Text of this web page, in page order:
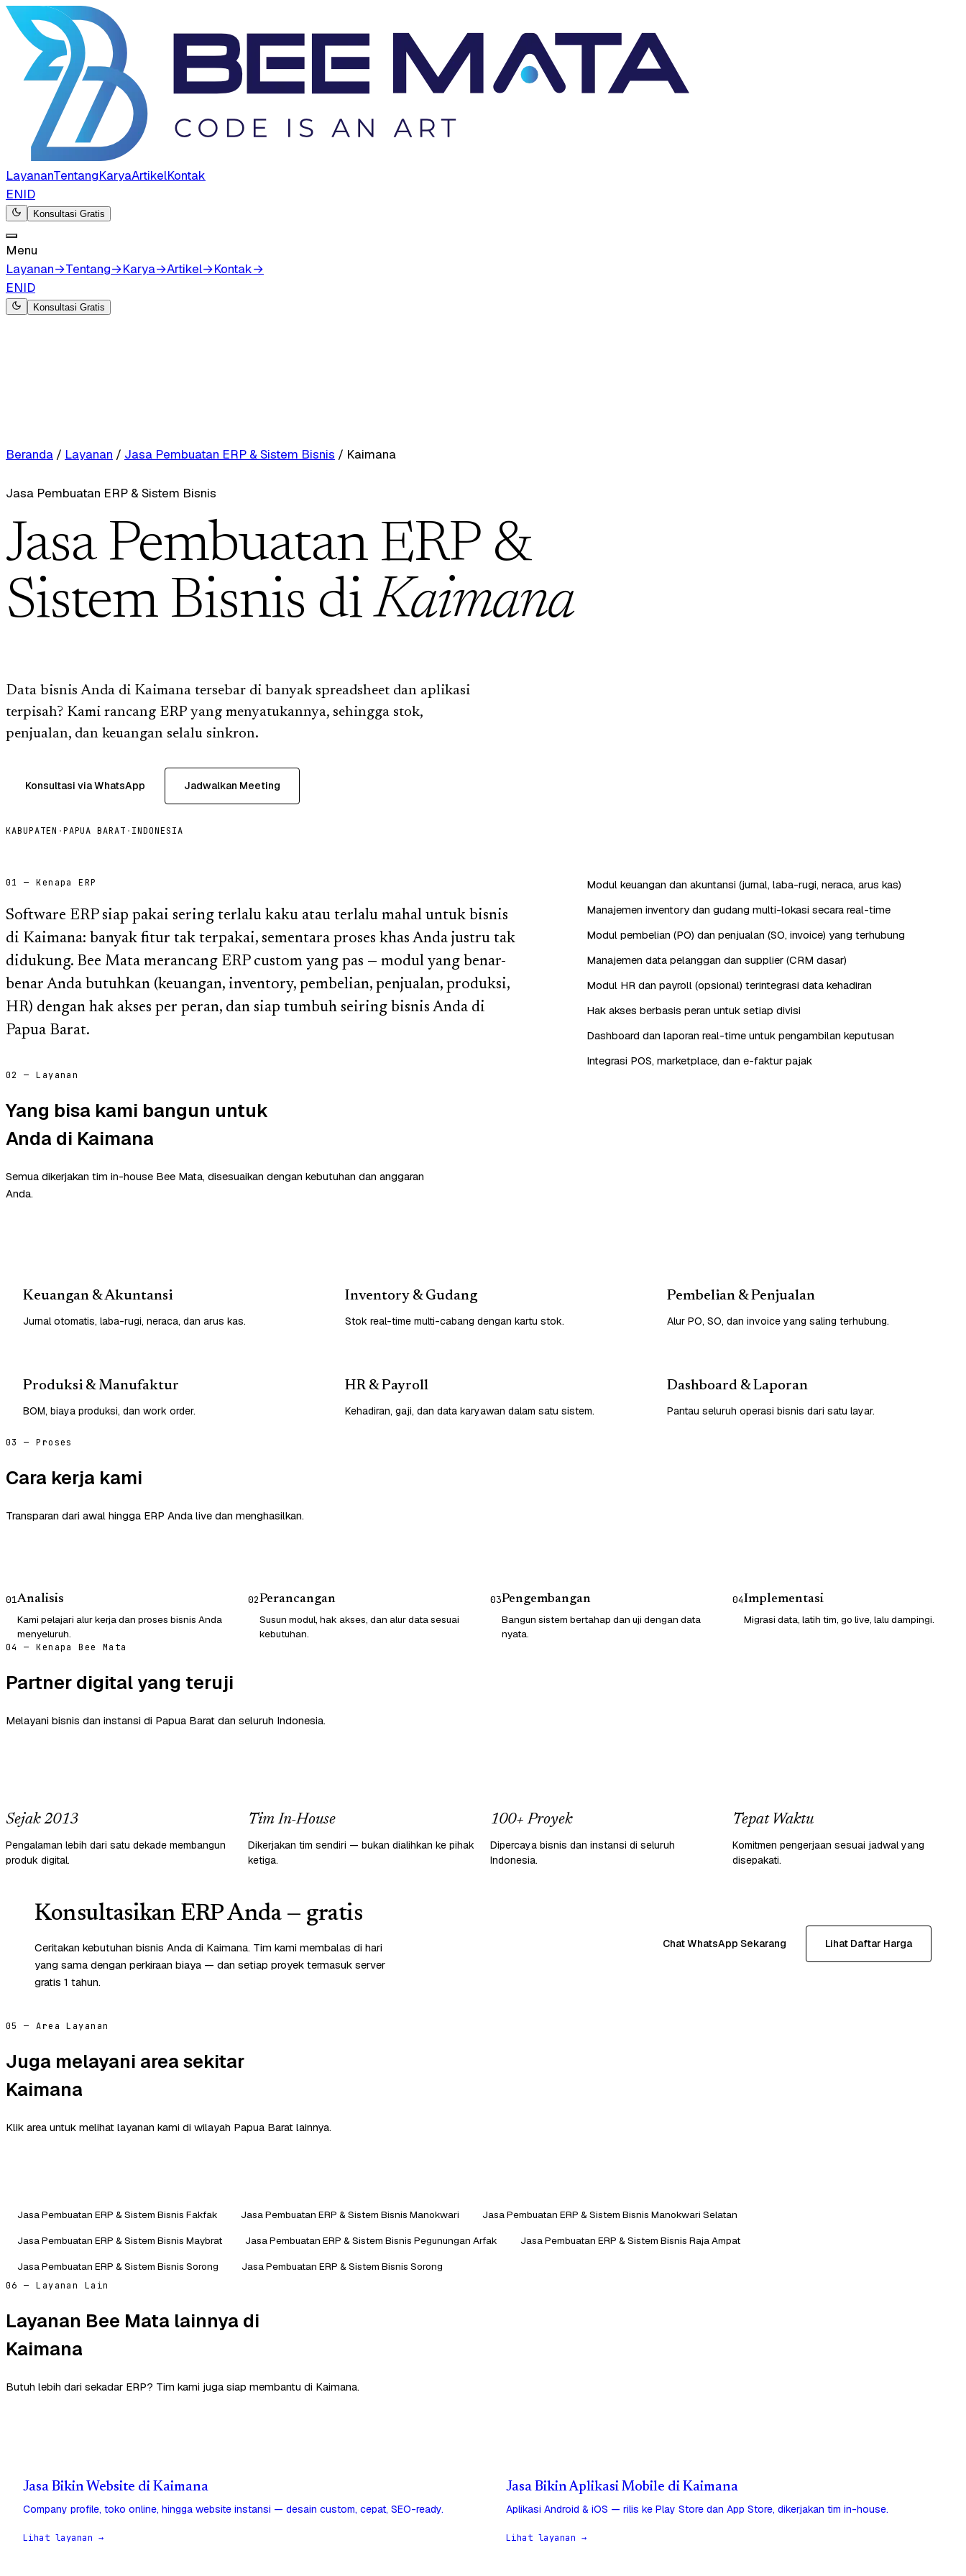
LayananTentangKaryaArtikelKontak
ENID
Konsultasi Gratis
Menu
Layanan→Tentang→Karya→Artikel→Kontak→
ENID
Konsultasi Gratis
Beranda / Layanan / Jasa Pembuatan ERP & Sistem Bisnis / Kaimana
Jasa Pembuatan ERP & Sistem Bisnis
Jasa Pembuatan ERP &
Sistem Bisnis diKaimana
Data bisnis Anda di Kaimana tersebar di banyak spreadsheet dan aplikasi
terpisah? Kami rancang ERP yang menyatukannya, sehingga stok,
penjualan, dan keuangan selalu sinkron.
Konsultasi via WhatsApp Jadwalkan Meeting
KABUPATEN ·PAPUA BARAT · INDONESIA
01 — Kenapa ERP
Software ERP siap pakai sering terlalu kaku atau terlalu mahal untuk bisnis
di Kaimana: banyak fitur tak terpakai, sementara proses khas Anda justru tak
didukung. Bee Mata merancang ERP custom yang pas — modul yang benar-
benar Anda butuhkan (keuangan, inventory, pembelian, penjualan, produksi,
HR) dengan hak akses per peran, dan siap tumbuh seiring bisnis Anda di
Papua Barat.
Modul keuangan dan akuntansi (jurnal, laba-rugi, neraca, arus kas)
Manajemen inventory dan gudang multi-lokasi secara real-time
Modul pembelian (PO) dan penjualan (SO, invoice) yang terhubung
Manajemen data pelanggan dan supplier (CRM dasar)
Modul HR dan payroll (opsional) terintegrasi data kehadiran
Hak akses berbasis peran untuk setiap divisi
Dashboard dan laporan real-time untuk pengambilan keputusan
Integrasi POS, marketplace, dan e-faktur pajak
02 — Layanan
Yang bisa kami bangun untuk
Anda di Kaimana
Semua dikerjakan tim in-house Bee Mata, disesuaikan dengan kebutuhan dan anggaran
Anda.
Keuangan & Akuntansi
Jurnal otomatis, laba-rugi, neraca, dan arus kas.
Inventory & Gudang
Stok real-time multi-cabang dengan kartu stok.
Pembelian & Penjualan
Alur PO, SO, dan invoice yang saling terhubung.
Produksi & Manufaktur
BOM, biaya produksi, dan work order.
HR & Payroll
Kehadiran, gaji, dan data karyawan dalam satu sistem.
Dashboard & Laporan
Pantau seluruh operasi bisnis dari satu layar.
03 — Proses
Cara kerja kami
Transparan dari awal hingga ERP Anda live dan menghasilkan.
01Analisis
Kami pelajari alur kerja dan proses bisnis Anda
menyeluruh.
02Perancangan
Susun modul, hak akses, dan alur data sesuai
kebutuhan.
03Pengembangan
Bangun sistem bertahap dan uji dengan data
nyata.
04Implementasi
Migrasi data, latih tim, go live, lalu dampingi.
04 — Kenapa Bee Mata
Partner digital yang teruji
Melayani bisnis dan instansi di Papua Barat dan seluruh Indonesia.
Sejak 2013
Pengalaman lebih dari satu dekade membangun
produk digital.
Tim In-House
Dikerjakan tim sendiri — bukan dialihkan ke pihak
ketiga.
100+ Proyek
Dipercaya bisnis dan instansi di seluruh
Indonesia.
Tepat Waktu
Komitmen pengerjaan sesuai jadwal yang
disepakati.
Konsultasikan ERP Anda — gratis
Ceritakan kebutuhan bisnis Anda di Kaimana. Tim kami membalas di hari
yang sama dengan perkiraan biaya — dan setiap proyek termasuk server
gratis 1 tahun.
Chat WhatsApp Sekarang Lihat Daftar Harga
05 — Area Layanan
Juga melayani area sekitar
Kaimana
Klik area untuk melihat layanan kami di wilayah Papua Barat lainnya.
Jasa Pembuatan ERP & Sistem Bisnis Fakfak Jasa Pembuatan ERP & Sistem Bisnis Manokwari
Jasa Pembuatan ERP & Sistem Bisnis Manokwari Selatan
Jasa Pembuatan ERP & Sistem Bisnis Maybrat
Jasa Pembuatan ERP & Sistem Bisnis Pegunungan Arfak
Jasa Pembuatan ERP & Sistem Bisnis Raja Ampat
Jasa Pembuatan ERP & Sistem Bisnis Sorong
Jasa Pembuatan ERP & Sistem Bisnis Sorong
06 — Layanan Lain
Layanan Bee Mata lainnya di
Kaimana
Butuh lebih dari sekadar ERP? Tim kami juga siap membantu di Kaimana.
Jasa Bikin Website di Kaimana
Company profile, toko online, hingga website instansi — desain custom, cepat, SEO-ready.
Lihat layanan →
Jasa Bikin Aplikasi Mobile di Kaimana
Aplikasi Android & iOS — rilis ke Play Store dan App Store, dikerjakan tim in-house.
Lihat layanan →